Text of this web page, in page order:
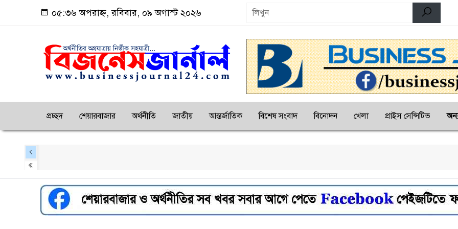
০৫:৩৬ অপরাহ্ন, রবিবার, ০৯ অগাস্ট ২০২৬
প্রচ্ছদ শেয়ারবাজার অর্থনীতি জাতীয় আন্তর্জাতিক বিশেষ সংবাদ বিনোদন খেলা প্রাইস সেন্সিটিভ